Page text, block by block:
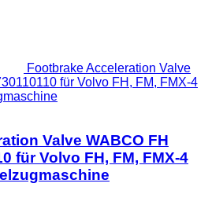
Footbrake Acceleration Valve
für Volvo FH, FM, FMX-4
Valve WABCO FH
für Volvo FH, FM, FMX-4